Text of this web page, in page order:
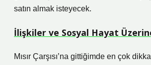
satın almak isteyecek.
İlişkiler ve Sosyal Hayat
Mısır Çarşısı’na gittiğimde en çok